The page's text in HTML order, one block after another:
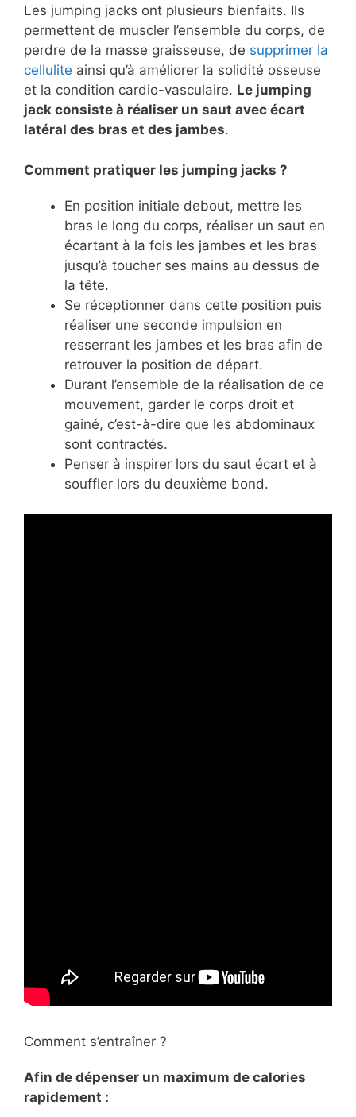
Les jumping jacks ont plusieurs bienfaits. Ils
permettent de muscler l’ensemble du corps, de
perdre de la masse graisseuse, de supprimer la
cellulite ainsi qu’à améliorer la solidité osseuse
et la condition cardio-vasculaire. Le jumping
jack consiste à réaliser un saut avec écart
latéral des bras et des jambes.
Comment pratiquer les jumping jacks ?
En position initiale debout, mettre les
bras le long du corps, réaliser un saut en
écartant à la fois les jambes et les bras
jusqu’à toucher ses mains au dessus de
la tête.
Se réceptionner dans cette position puis
réaliser une seconde impulsion en
resserrant les jambes et les bras afin de
retrouver la position de départ.
Durant l’ensemble de la réalisation de ce
mouvement, garder le corps droit et
gainé, c’est-à-dire que les abdominaux
sont contractés.
Penser à inspirer lors du saut écart et à
souffler lors du deuxième bond.
Comment s’entraîner ?
Afin de dépenser un maximum de calories
rapidement :